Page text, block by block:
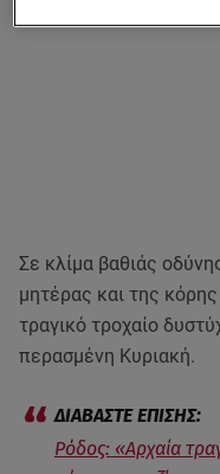
Σε κλίμα βαθιάς
μητέρας και της
τραγικό τροχαίο
περασμένη Κυριακή.
Ρόδος: «Αρχαία